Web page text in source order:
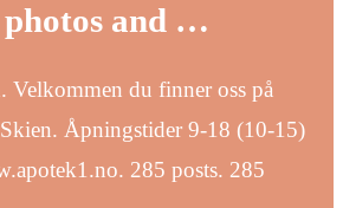
photos and …
Velkommen du finner oss på
Åpningstider 9-18 (10-15)
285 posts. 285